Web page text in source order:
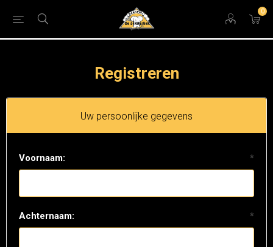
0
Registreren
Uw persoonlijke gegevens
Voornaam: *
Achternaam: *